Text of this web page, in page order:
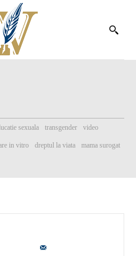
sexuala transgender video
in vitro dreptul la viata mama surogat